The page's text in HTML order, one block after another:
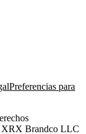
Preferencias para
XRX Brandco LLC